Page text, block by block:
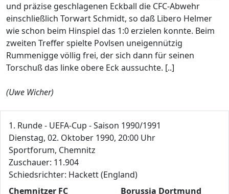
und präzise geschlagenen Eckball die CFC-Abwehr
einschließlich Torwart Schmidt, so daß Libero Helmer
wie schon beim Hinspiel das 1:0 erzielen konnte. Beim
zweiten Treffer spielte Povlsen uneigennützig
Rummenigge völlig frei, der sich dann für seinen
Torschuß das linke obere Eck aussuchte. [..]
(Uwe Wicher)
1. Runde - UEFA-Cup - Saison 1990/1991
Dienstag, 02. Oktober 1990, 20:00 Uhr
Sportforum, Chemnitz
Zuschauer: 11.904
Schiedsrichter: Hackett (England)
Chemnitzer FC
Borussia Dortmund